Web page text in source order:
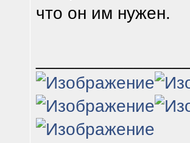
что он им нужен.